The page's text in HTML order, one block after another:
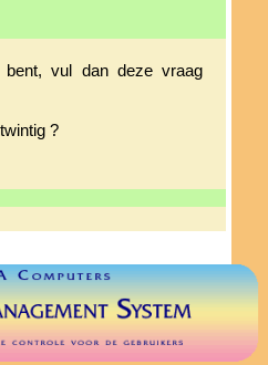
bent, vul dan deze vraag
?